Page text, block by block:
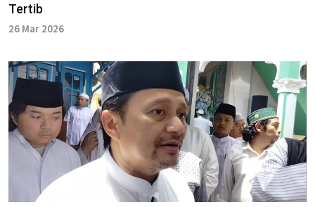
Tertib
26 Mar 2026